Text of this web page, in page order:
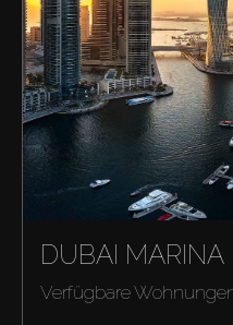
DUBAI MARINA
Verfügbare